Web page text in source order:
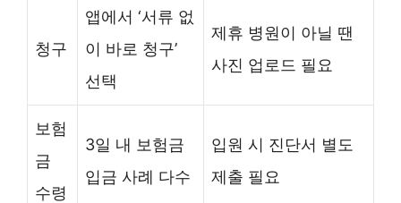
청구
앱에서 ‘서류 없
이 바로 청구’
선택
제휴 병원이 아닐 땐
사진 업로드 필요
보험
금
수령
3일 내 보험금
입금 사례 다수
입원 시 진단서 별도
제출 필요